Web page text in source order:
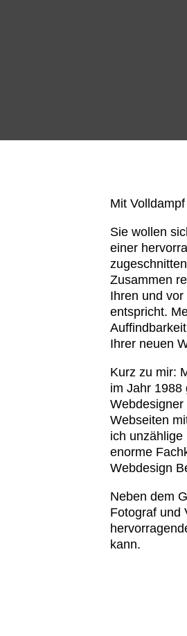
Mit
Sie wollen
einer
Zusammen
Ihren und
entspricht.
Ihrer neuen
Kurz zu mir:
im Jahr 1988
Webseiten
ich
enorme
Webdesign
Neben dem
Fotograf und
kann.